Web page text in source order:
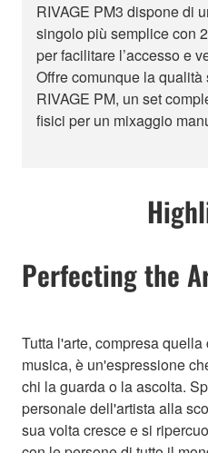
RIVAGE PM3 dispone di
singolo più semplice con
per facilitare l’accesso e
Offre comunque la
RIVAGE PM, un set
fisici per un mixaggio
Perfecting the
Tutta l'arte, compresa
musica, è un'espressione
chi la guarda o la ascolta.
personale dell'artista alla
sua volta cresce e si